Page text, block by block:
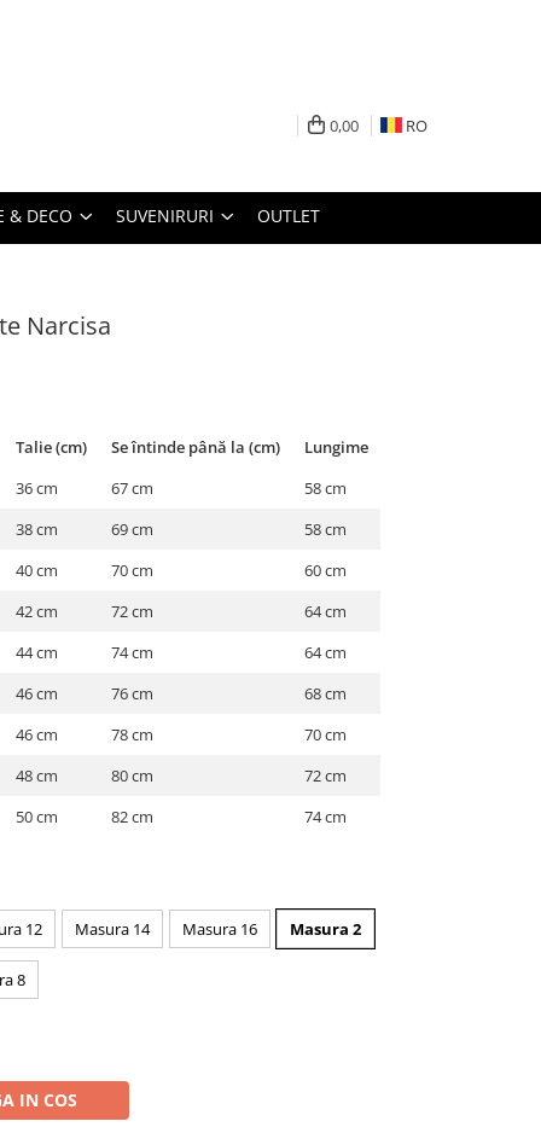
0,00 RO
& DECO SUVENIRURI OUTLET
Narcisa
Talie (cm) Se întinde până la (cm)
Lungime
36 cm
67 cm
58 cm
38 cm
69 cm
58 cm
40 cm
70 cm
60 cm
42 cm
72 cm
64 cm
44 cm
74 cm
64 cm
46 cm
76 cm
68 cm
46 cm
78 cm
70 cm
48 cm
80 cm
72 cm
50 cm
82 cm 74 cm
12 Masura 14 Masura 16 Masura 2
8
IN COS